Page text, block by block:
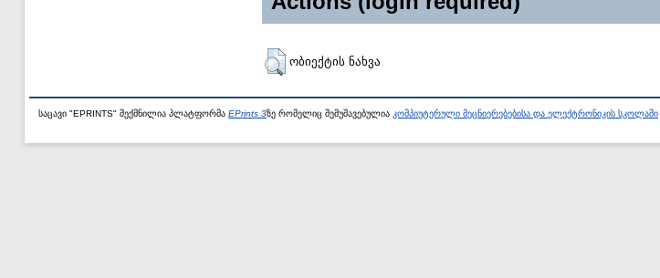
ობიექტის ნახვა
საცავი "EPRINTS" შექმნილია პლატფორმა EPrints 3ზე რომელიც შემუშავებულია კომპიუტერული მეცნიერებებისა და ელექტრონიკის სკოლაში